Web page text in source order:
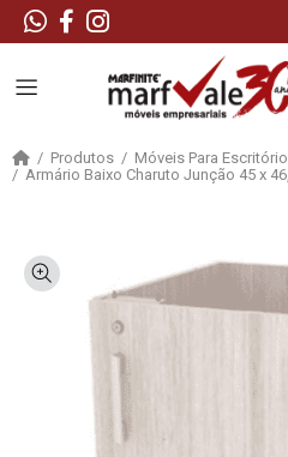
Produtos Móveis Para Escritório
Armário Baixo Charuto Junção 45 x